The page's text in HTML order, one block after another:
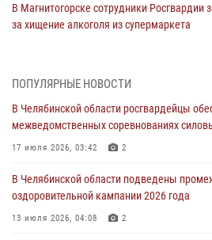
В Магнитогорске сотрудники Росгвардии
за хищение алкоголя из супермаркета
На Южном Урале спецназ Росгвардии
Росгвардейцы задержали трёх
На Южном Урале сотрудники Росгвардии
подозреваемого в совершении убийства
ПОПУЛЯРНЫЕ НОВОСТИ
В Челябинской области росгвардейцы
межведомственных соревнованиях
17 июля 2026, 03:42 2
В Челябинской области подведены
оздоровительной кампании 2026 года
13 июля 2026, 04:08 2